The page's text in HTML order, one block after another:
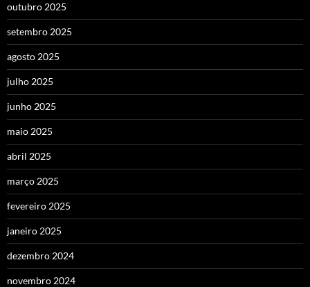
outubro 2025
setembro 2025
agosto 2025
julho 2025
junho 2025
maio 2025
abril 2025
março 2025
fevereiro 2025
janeiro 2025
dezembro 2024
novembro 2024